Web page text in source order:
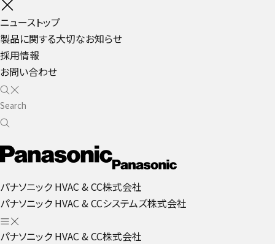
ニューストップ
製品に関する大切なお知らせ
採用情報
お問い合わせ
パナソニック HVAC & CC株式会社
パナソニック HVAC & CCシステムズ株式会社
パナソニック HVAC & CC株式会社